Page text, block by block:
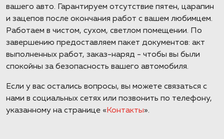
вашего авто. Гарантируем отсутствие пятен, царапин
и зацепов после окончания работ с вашем любимцем.
Работаем в чистом, сухом, светлом помещении. По
завершению предоставляем пакет документов: акт
выполненных работ, заказ-наряд - чтобы вы были
спокойны за безопасность вашего автомобиля.
Если у вас остались вопросы, вы можете связаться с
нами в социальных сетях или позвонить по телефону,
указанному на странице «Контакты».